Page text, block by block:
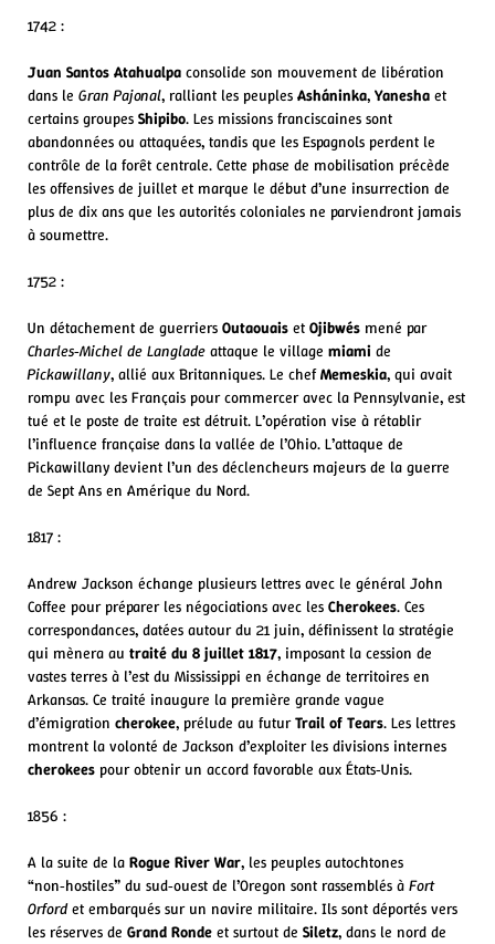
1742 :
Juan Santos Atahualpa consolide son mouvement de libération
dans le Gran Pajonal, ralliant les peuples Asháninka, Yanesha et
certains groupes Shipibo. Les missions franciscaines sont
abandonnées ou attaquées, tandis que les Espagnols perdent le
contrôle de la forêt centrale. Cette phase de mobilisation précède
les offensives de juillet et marque le début d’une insurrection de
plus de dix ans que les autorités coloniales ne parviendront jamais
à soumettre.
1752 :
Un détachement de guerriers Outaouais et Ojibwés mené par
Charles‑Michel de Langlade attaque le village miami de
Pickawillany, allié aux Britanniques. Le chefMemeskia, qui avait
rompu avec les Français pour commercer avec la Pennsylvanie, est
tué et le poste de traite est détruit. L’opération vise à rétablir
l’influence française dans la vallée de l’Ohio. L’attaque de
Pickawillany devient l’un des déclencheurs majeurs de la guerre
de Sept Ans en Amérique du Nord.
1817 :
Andrew Jackson échange plusieurs lettres avec le général John
Coffee pour préparer les négociations avec les Cherokees. Ces
correspondances, datées autour du 21 juin, définissent la stratégie
qui mènera au traité du 8 juillet 1817, imposant la cession de
vastes terres à l’est du Mississippi en échange de territoires en
Arkansas. Ce traité inaugure la première grande vague
d’émigration cherokee, prélude au futurTrail of Tears. Les lettres
montrent la volonté de Jackson d’exploiter les divisions internes
cherokees pour obtenir un accord favorable aux États‑Unis.
1856 :
A la suite de la Rogue River War, les peuples autochtones
“non‑hostiles” du sud‑ouest de l’Oregon sont rassemblés à Fort
Orfordet embarqués sur un navire militaire. Ils sont déportés vers
les réserves de Grand Ronde et surtout de Siletz, dans le nord de